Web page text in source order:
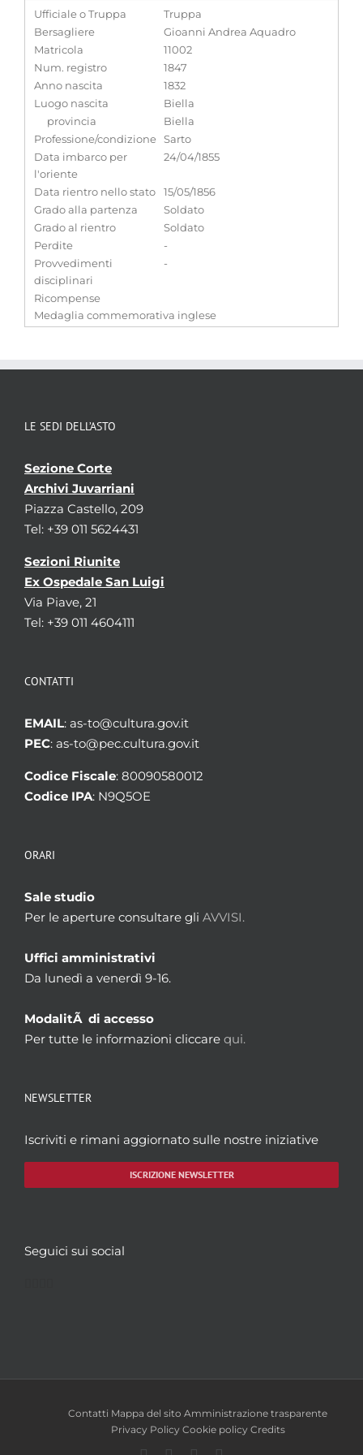
Ufficiale o Truppa
Truppa
Bersagliere
Gioanni Andrea Aquadro
Matricola
11002
Num. registro
1847
Anno nascita
1832
Luogo nascita
Biella
provincia
Biella
Professione/condizione Sarto
Data imbarco per
l'oriente
24/04/1855
Data rientro nello stato
15/05/1856
Grado alla partenza
Soldato
Grado al rientro
Soldato
Perdite
-
Provvedimenti
disciplinari
-
Ricompense
Medaglia commemorativa inglese
LE SEDI DELL’ASTO
Sezione Corte
Archivi Juvarriani
Piazza Castello, 209
Tel: +39 011 5624431
Sezioni Riunite
Ex Ospedale San Luigi
Via Piave, 21
Tel: +39 011 4604111
CONTATTI
EMAIL: as-to@cultura.gov.it
PEC: as-to@pec.cultura.gov.it
Codice Fiscale: 80090580012
Codice IPA: N9Q5OE
ORARI
Sale studio
Per le aperture consultare gli AVVISI.
Uffici amministrativi
Da lunedì a venerdì 9-16.
ModalitÃ di accesso
Per tutte le informazioni cliccare qui.
NEWSLETTER
Iscriviti e rimani aggiornato sulle nostre iniziative
ISCRIZIONE NEWSLETTER
Seguici sui social
Contatti Mappa del sito Amministrazione trasparente
Privacy Policy Cookie policy Credits